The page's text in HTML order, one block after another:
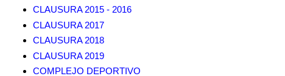
CLAUSURA 2015 - 2016
CLAUSURA 2017
CLAUSURA 2018
CLAUSURA 2019
COMPLEJO DEPORTIVO